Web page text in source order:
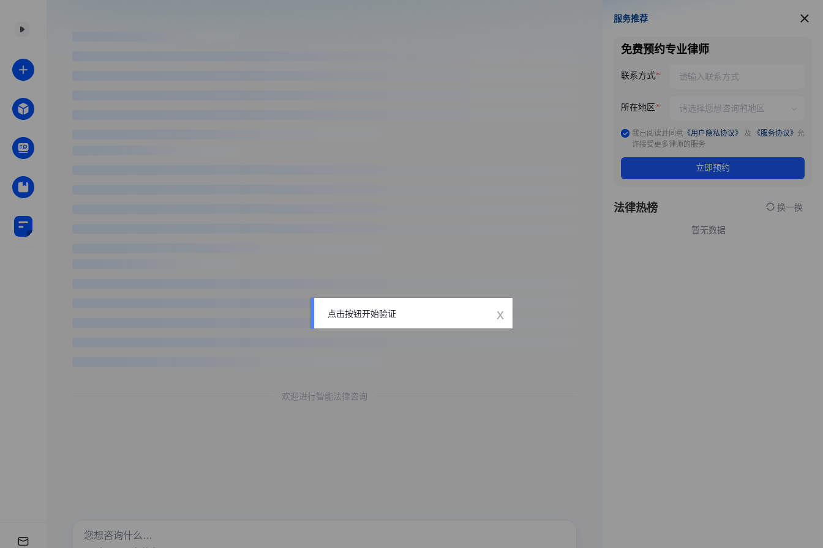
欢迎进行智能法律咨询
服务推荐
服务推荐
免费预约专业律师
联系方式
所在地区
我已阅读并同意 《用户隐私协议》 及 《服务协议》 允
许接受更多律师的服务
立即预约
法律热榜 换一换
暂无数据
点击按钮开始验证 x